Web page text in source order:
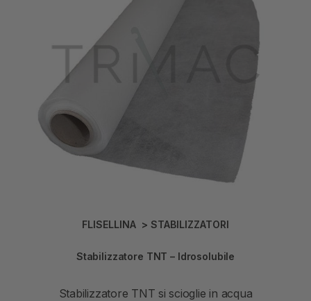
FLISELLINA > STABILIZZATORI
Stabilizzatore TNT – Idrosolubile
Stabilizzatore TNT si scioglie in acqua